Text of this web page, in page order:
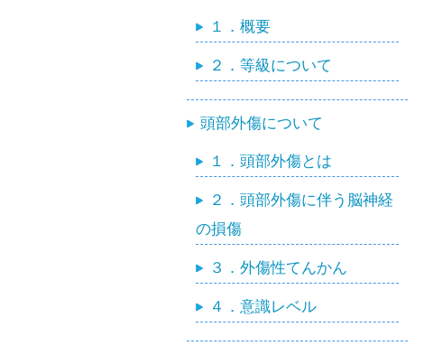
１．概要
２．等級について
頭部外傷について
１．頭部外傷とは
２．頭部外傷に伴う脳神経
の損傷
３．外傷性てんかん
４．意識レベル